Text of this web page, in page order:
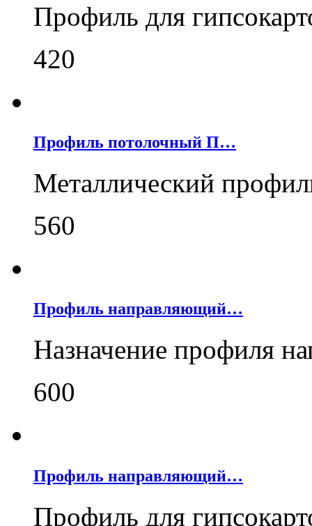
Профиль для
420
Профиль потолочный П…
Металлический
560
Профиль направляющий…
Назначение профиля
600
Профиль направляющий…
Профиль для